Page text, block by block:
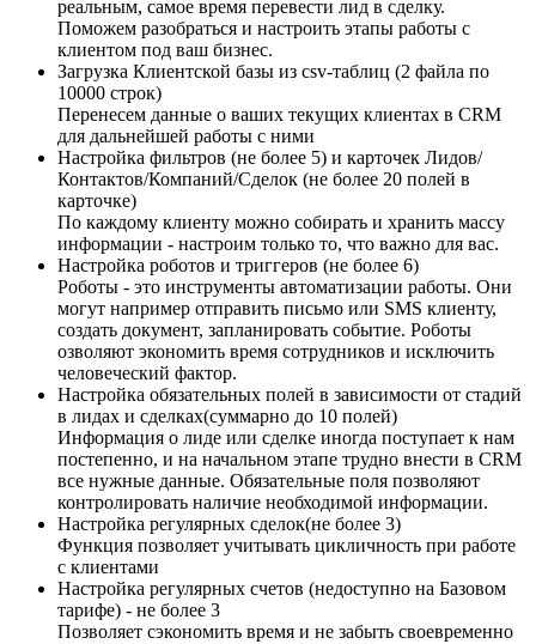
реальным, самое время перевести лид в сделку.
Поможем разобраться и настроить этапы работы с
клиентом под ваш бизнес.
Загрузка Клиентской базы из csv-таблиц (2 файла по
10000 строк)
Перенесем данные о ваших текущих клиентах в CRM
для дальнейшей работы с ними
Настройка фильтров (не более 5) и карточек Лидов/
Контактов/Компаний/Сделок (не более 20 полей в
карточке)
По каждому клиенту можно собирать и хранить массу
информации - настроим только то, что важно для вас.
Настройка роботов и триггеров (не более 6)
Роботы - это инструменты автоматизации работы. Они
могут например отправить письмо или SMS клиенту,
создать документ, запланировать событие. Роботы
озволяют экономить время сотрудников и исключить
человеческий фактор.
Настройка обязательных полей в зависимости от стадий
в лидах и сделках(суммарно до 10 полей)
Информация о лиде или сделке иногда поступает к нам
постепенно, и на начальном этапе трудно внести в CRM
все нужные данные. Обязательные поля позволяют
контролировать наличие необходимой информации.
Настройка регулярных сделок(не более 3)
Функция позволяет учитывать цикличность при работе
с клиентами
Настройка регулярных счетов (недоступно на Базовом
тарифе) - не более 3
Позволяет сэкономить время и не забыть своевременно